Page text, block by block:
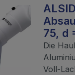
75, d
Die
Voll-